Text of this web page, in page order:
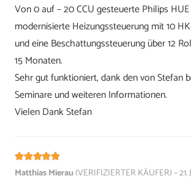
Von 0 auf – 20 CCU gesteuerte Philips
modernisierte Heizungssteuerung mit 10
und eine Beschattungssteuerung über 12
15 Monaten.
Sehr gut funktioniert, dank den von Stefan
Seminare und weiteren Informationen.
Vielen Dank Stefan
Bewertet mit 5von 5
Matthias Mierau(VERIFIZIERTER KÄUFER)–